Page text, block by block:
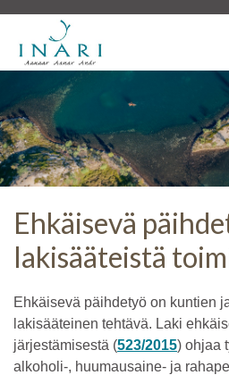
Ehkäisevä
lakisääteistä
Ehkäisevä päihdetyö on kuntien
lakisääteinen tehtävä. Laki
järjestämisestä (523/2015) ohjaa
alkoholi-, huumausaine- ja